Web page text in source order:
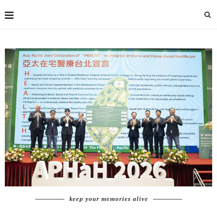
keep your memories alive